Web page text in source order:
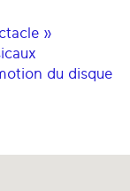
»
du disque